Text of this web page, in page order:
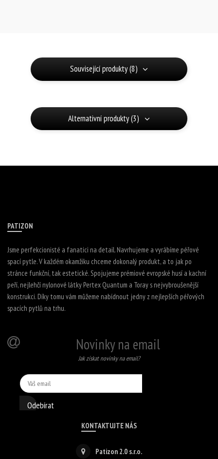
Související produkty (8)
Alternativní produkty (3)
PATIZON
Jsme perfekcionisté a fanatici na detail. Navrhujeme a vyrábíme péřové
spací pytle. V každém okamžiku chceme dokonalý produkt, a to jak po
stránce funkční, tak estetické. Spojujeme prémiové evropské husí a kachní
peří, nejlehčí nylonové látky Pertex Quantum a Toray s nejvybroušenější
konstrukci. Díky tomu vám můžeme nabídnout jedny z nejlepších péřových
spacích pytlů na trhu.
Novinky na email
Jak získat novinky na email?
Odebírat
KONTAKTUJTE NÁS
Patizon 2.0 s.r.o.